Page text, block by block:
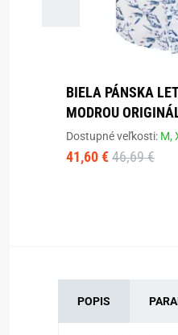
BIELA PÁNSKA
MODROU
Dostupné veľkosti: M,
41,60 € 46,69 €
POPIS